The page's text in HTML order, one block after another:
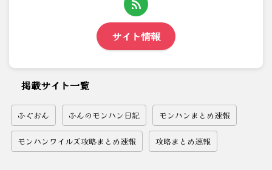
サイト情報
掲載サイト一覧
ふぐおん ふんのモンハン日記 モンハンまとめ速報
モンハンワイルズ攻略まとめ速報 攻略まとめ速報